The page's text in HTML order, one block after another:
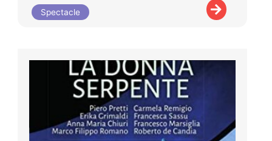
Spectacle